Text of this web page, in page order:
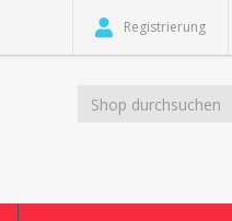
Registrierung